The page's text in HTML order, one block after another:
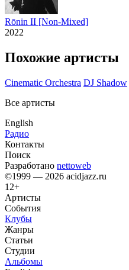
Rōnin II [Non​-​Mixed]
2022
Похожие артисты
Cinematic Orchestra DJ Shadow
Все артисты
English
Радио
Контакты
Поиск
Разработано nettoweb
©1999 — 2026 acidjazz.ru
12+
Артисты
События
Клубы
Жанры
Статьи
Студии
Альбомы